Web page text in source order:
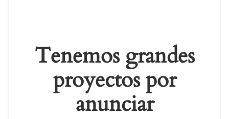
Tenemos grandes
proyectos por
anunciar